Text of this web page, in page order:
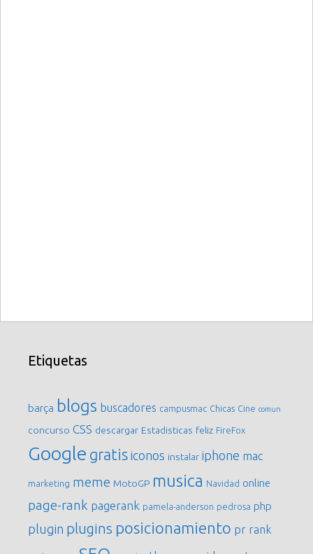
Etiquetas
barça blogs buscadores campusmac Chicas Cine comun
concurso CSS descargar Estadisticas feliz FireFox
Google gratis iconos instalar iphone mac
marketing meme MotoGP musica Navidad online
page-rank pagerank pamela-anderson pedrosa php
plugin plugins posicionamiento pr rank